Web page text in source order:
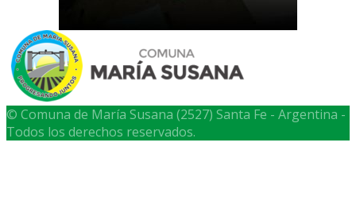
© Comuna de María Susana (2527) Santa Fe - Argentina -
Todos los derechos reservados.